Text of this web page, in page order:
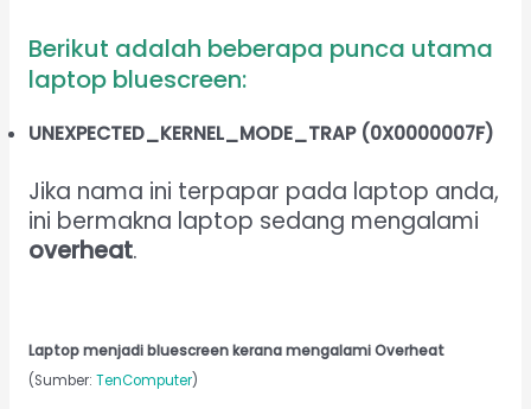
Berikut adalah beberapa punca utama
laptop bluescreen:
UNEXPECTED_KERNEL_MODE_TRAP (0X0000007F)
Jika nama ini terpapar pada laptop anda,
ini bermakna laptop sedang mengalami
overheat.
Laptop menjadi bluescreen kerana mengalami Overheat
(Sumber: TenComputer)